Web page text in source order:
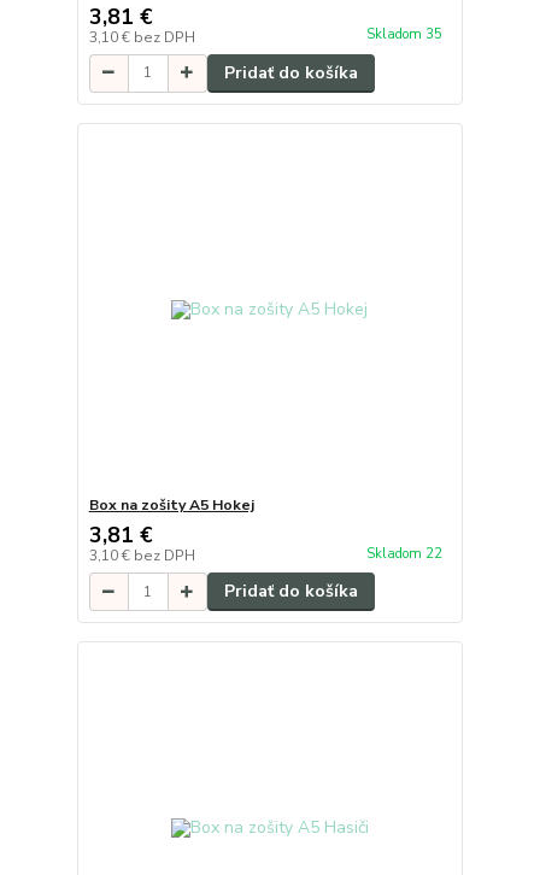
3,81 €
3,10 € bez DPH Skladom 35
Pridať do košíka
Box na zošity A5 Hokej
3,81 €
3,10 € bez DPH Skladom 22
Pridať do košíka